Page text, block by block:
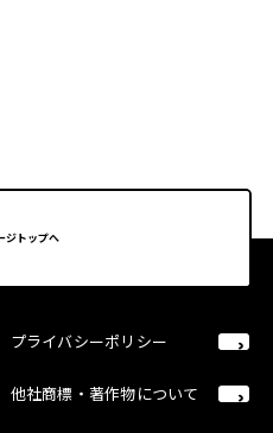
ジトップへ
プライバシーポリシー
他社商標・著作物について